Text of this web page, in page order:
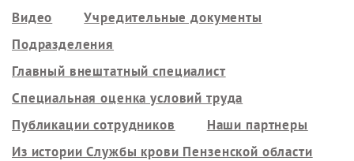
Видео
Учредительные документы
Подразделения
Главный внештатный специалист
Специальная оценка условий труда
Публикации сотрудников
Наши партнеры
Из истории Службы крови Пензенской области